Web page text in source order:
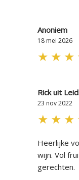
Anoniem
18 mei 2026
★ ★ ★
Rick uit
23 nov 2022
★ ★ ★
Heerlijke
wijn. Vol
gerechten.